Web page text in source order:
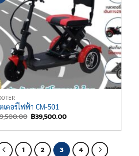
เตอร์ไฟฟ้า CM-501
Original
price
was:
฿39,500.00Current
is:
1
2 3 4